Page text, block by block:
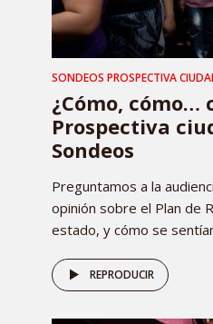
SONDEOS PROSPECTIVA
¿Cómo, cómo…
Prospectiva
Sondeos
Preguntamos a la
opinión sobre el Plan de
estado, y cómo se
REPRODUCIR